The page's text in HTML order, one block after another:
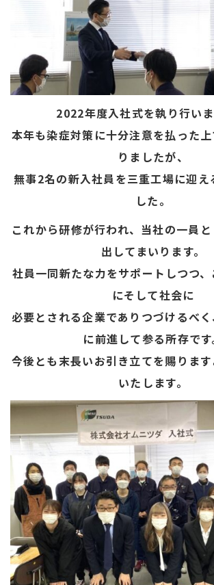
2022年度入社式を執り行いま
本年も染症対策に十分注意を払った
りましたが、
無事2名の新入社員を三重工場に迎え
した。
これから研修が行われ、当社の一員
出してまいります。
社員一同新たな力をサポートしつつ
にそして社会に
必要とされる企業でありつづけるべ
に前進して参る所存です
今後とも末長いお引き立てを賜りま
いたします。